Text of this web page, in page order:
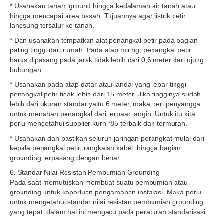
* Usahakan tanam ground hingga kedalaman air tanah atau
hingga mencapai area basah. Tujuannya agar listrik petir
langsung tersalur ke tanah.
* Dan usahakan tempatkan alat penangkal petir pada bagian
paling tinggi dari rumah. Pada atap miring, penangkal petir
harus dipasang pada jarak tidak lebih dari 0,6 meter dari ujung
bubungan.
* Usahakan pada atap datar atau landai yang lebar tinggi
penangkal petir tidak lebih dari 15 meter. Jika tingginya sudah
lebih dari ukuran standar yaitu 6 meter, maka beri penyangga
untuk menahan penangkal dari terpaan angin. Untuk itu kita
perlu mengetahui supplier kurn r85 terbaik dan termurah.
* Usahakan dan pastikan seluruh jaringan perangkat mulai dari
kepala penangkal petir, rangkaian kabel, hingga bagian
grounding terpasang dengan benar.
6. Standar Nilai Resistan Pembumian Grounding
Pada saat memutuskan membuat suatu pembumian atau
grounding untuk keperluan pengamanan instalasi. Maka perlu
untuk mengetahui standar nilai resistan pembumian grounding
yang tepat, dalam hal ini mengacu pada peraturan standarisasi